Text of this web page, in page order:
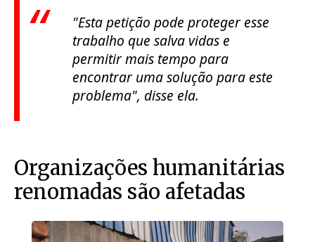
"Esta petição pode proteger esse
trabalho que salva vidas e
permitir mais tempo para
encontrar uma solução para este
problema", disse ela.
Organizações humanitárias
renomadas são afetadas